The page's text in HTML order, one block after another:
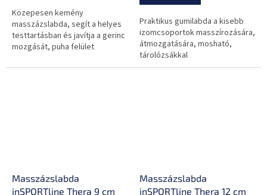
0,0
csillag.
Közepesen kemény
masszázslabda, segít a helyes
testtartásban és javítja a gerinc
mozgását, puha felület
Praktikus gumilabda a kisebb
izomcsoportok masszírozására,
átmozgatására, mosható,
tárolózsákkal
Masszázslabda
inSPORTline Thera 9 cm
Masszázslabda
inSPORTline Thera 12 cm